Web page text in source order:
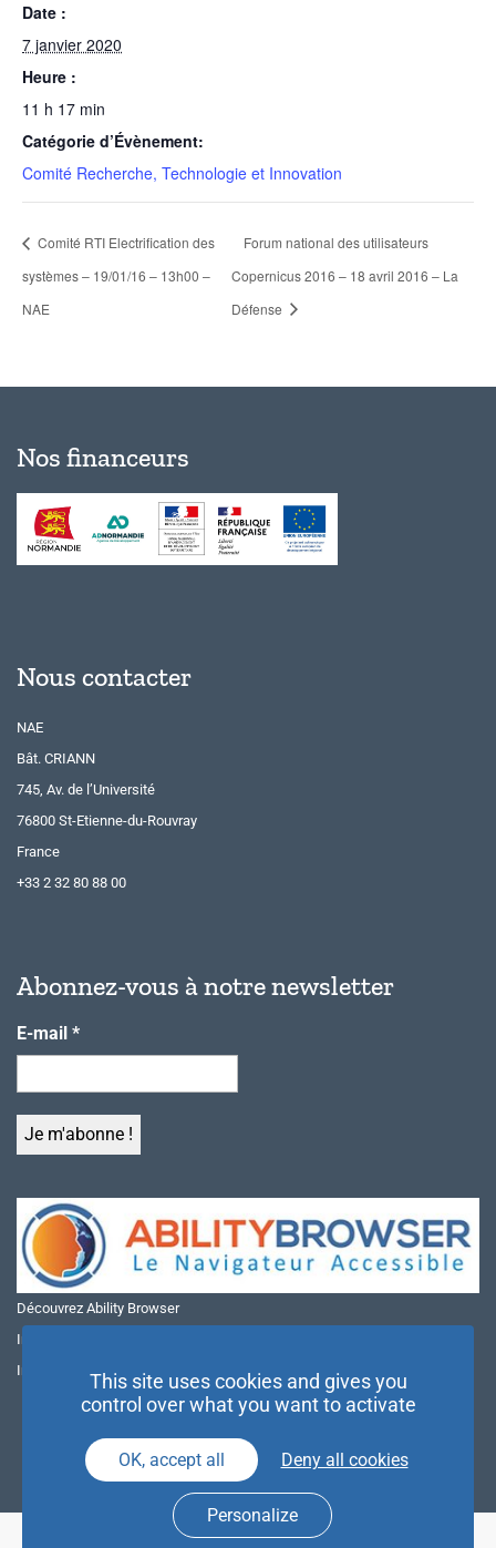
Date :
7 janvier 2020
Heure :
11 h 17 min
Catégorie d’Évènement:
Comité Recherche, Technologie et Innovation
Comité RTI Electrification des
systèmes – 19/01/16 – 13h00 –
NAE
Forum national des utilisateurs
Copernicus 2016 – 18 avril 2016 – La
Défense
Nos financeurs
Nous contacter
NAE
Bât. CRIANN
745, Av. de l’Université
76800 St-Etienne-du-Rouvray
France
+33 2 32 80 88 00
Abonnez-vous à notre newsletter
E-mail *
Découvrez Ability Browser
Installer Ability Browser sur Windows
Installer Ability Browser sur Mac
This site uses cookies and gives you
control over what you want to activate
OK, accept all Deny all cookies
Personalize